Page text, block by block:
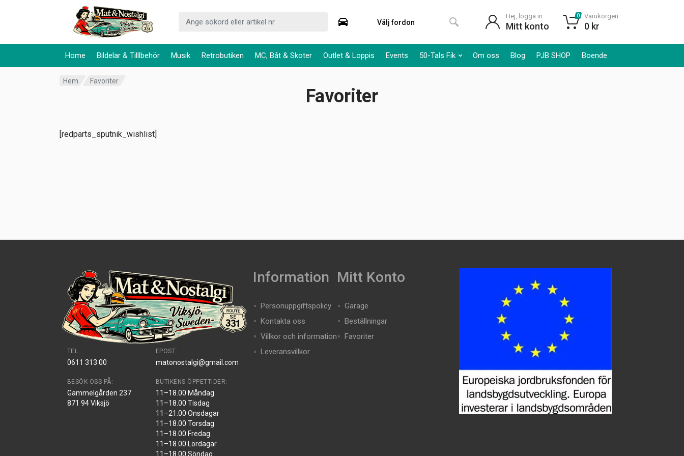
Home Bildelar & Tilllbehör Musik Retrobutiken MC, Båt & Skoter Outlet & Loppis Events 50-Tals Fik Om oss Blog PJB SHOP Boende
Välj fordon
Hej, logga in
Mitt konto
0 Varukorgen
0 kr
Hem Favoriter
Favoriter
[redparts_sputnik_wishlist]
TEL.
0611 313 00
EPOST:
matonostalgi@gmail.com
BESÖK OSS PÅ:
Gammelgården 237
871 94 Viksjö
BUTIKENS ÖPPETTIDER:
11–18.00 Måndag
11–18.00 Tisdag
11–21.00 Onsdagar
11–18.00 Torsdag
11–18.00 Fredag
11–18.00 Lördagar
11–18.00 Söndag
Information
Personuppgiftspolicy
Kontakta oss
Villkor och information
Leveransvillkor
Mitt Konto
Garage
Beställningar
Favoriter